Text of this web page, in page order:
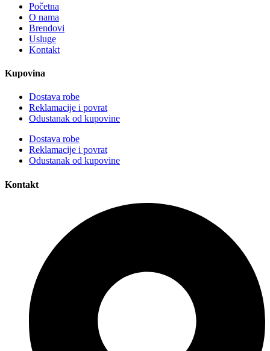
Početna
O nama
Brendovi
Usluge
Kontakt
Kupovina
Dostava robe
Reklamacije i povrat
Odustanak od kupovine
Dostava robe
Reklamacije i povrat
Odustanak od kupovine
Kontakt